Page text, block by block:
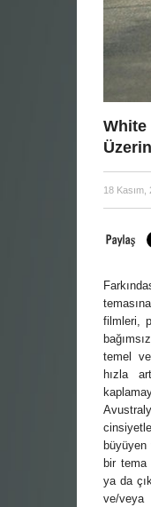
White
18 Kasım,
filmleri,
temel
hızla
bir tema
ya da
ve/veya